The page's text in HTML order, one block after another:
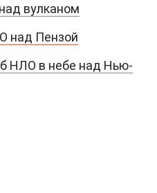
вулканом
над Пензой
НЛО в небе над Нью-